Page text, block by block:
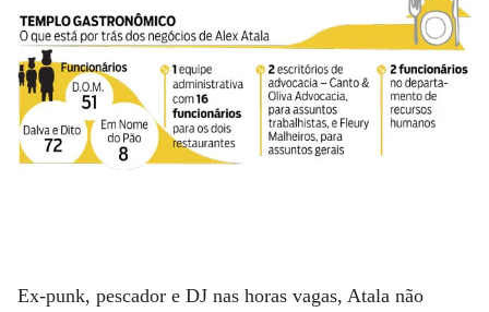
Ex-punk, pescador e DJ nas horas vagas, Atala não